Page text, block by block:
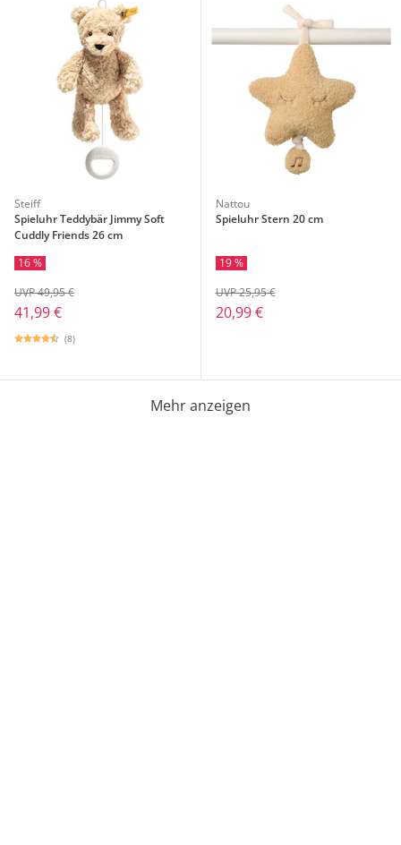
Steiff
Spieluhr Teddybär Jimmy Soft
Cuddly Friends 26 cm
16 %
41,99 €
UVP 49,95 €
(8)
Nattou
Spieluhr Stern 20 cm
19 %
20,99 €
UVP 25,95 €
Mehr anzeigen